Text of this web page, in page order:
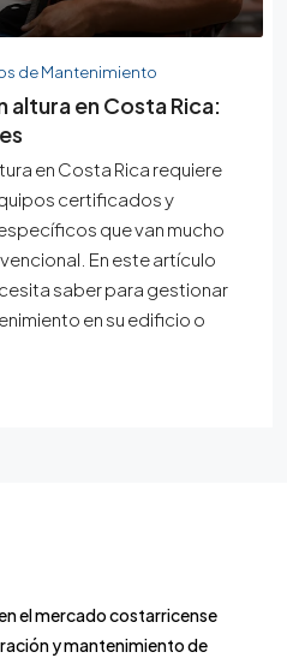
de Mantenimiento
altura en Costa Rica:
en Costa Rica requiere
certificados y
que van mucho
En este artículo
saber para gestionar
en su edificio o
el mercado costarricense
y mantenimiento de